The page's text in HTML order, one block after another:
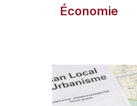
Économie